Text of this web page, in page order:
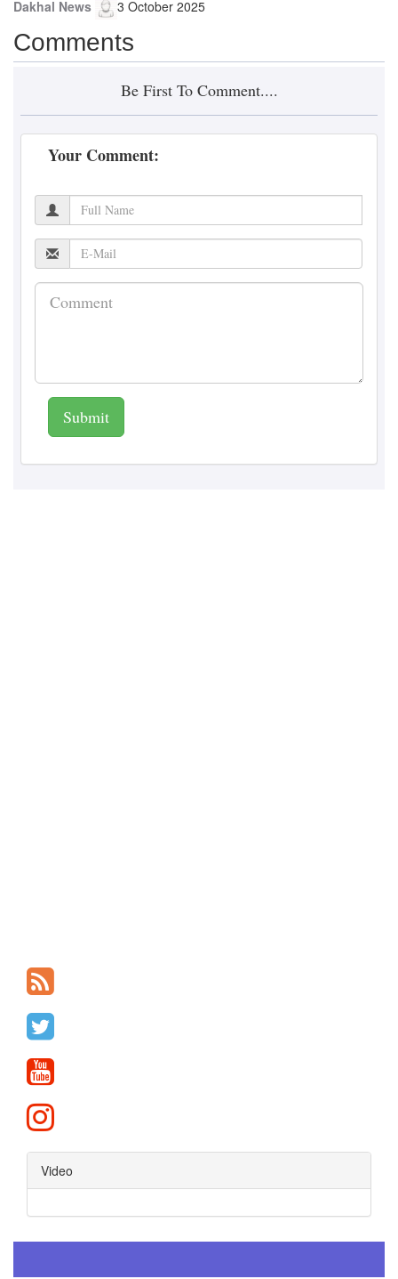
Dakhal News 3 October 2025
Comments
Be First To Comment....
Your Comment:
Submit
Video